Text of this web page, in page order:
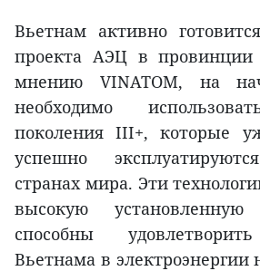
Вьетнам активно
проекта АЭЦ в
мнению VINATOM, на
необходимо
поколения III+, которые
успешно
странах мира. Эти
высокую
способны
Вьетнама в электроэнергии